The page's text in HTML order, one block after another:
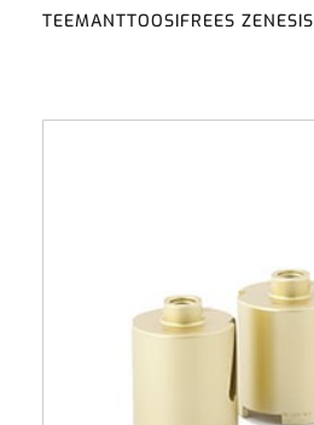
TEEMANTTOOSIFREES ZENESIS